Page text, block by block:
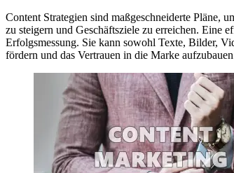
Content Strategien sind maßgeschneiderte Pläne,
zu steigern und Geschäftsziele zu erreichen. Eine
Erfolgsmessung. Sie kann sowohl Texte, Bilder,
fördern und das Vertrauen in die Marke